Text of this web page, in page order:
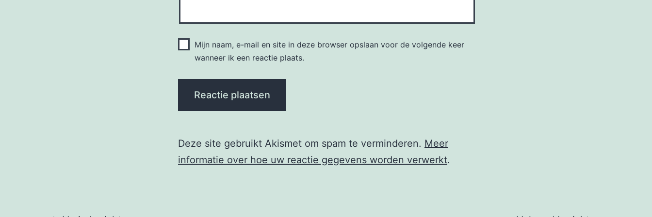
Mijn naam, e-mail en site in deze browser opslaan voor de volgende keer
wanneer ik een reactie plaats.
Deze site gebruikt Akismet om spam te verminderen. Meer
informatie over hoe uw reactie gegevens worden verwerkt.